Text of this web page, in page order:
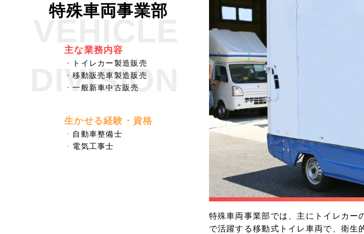
特殊車両事業部
主な業務内容
・
トイレカー製造販売
・移動販売車製造販売
・一般新車中古販売
生かせる経験・資格
・ 自動車整備士
・ 電気工事士
VEHICLE
DIVISION
特殊車両事業部では、主にトイレカー
で活躍する移動式トイレ車両で、衛生